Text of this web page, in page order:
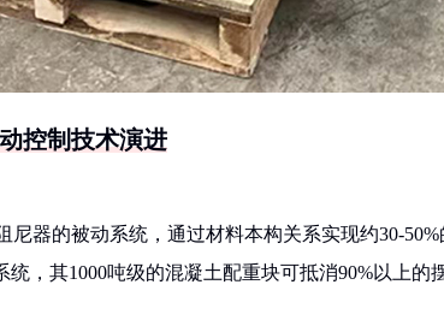
控制技术演进
尼器的被动系统，通过材料本构关系实现约30-
，其1000吨级的混凝土配重块可抵消90%以上的